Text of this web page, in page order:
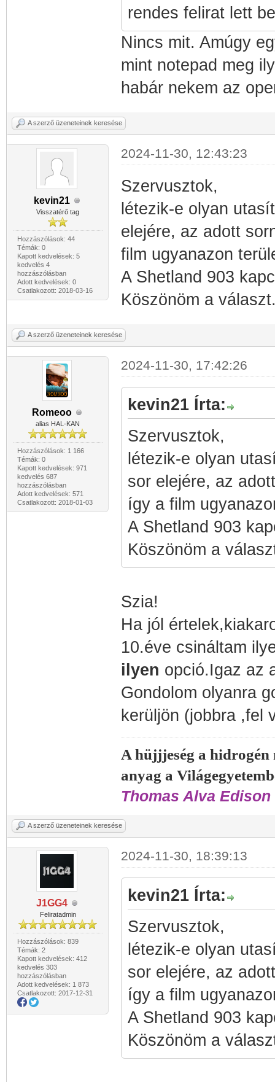
rendes felirat lett
Nincs mit. Amúgy
mint notepad meg
habár nekem az
A szerző üzeneteinek keresése
kevin21
Visszatérő tag
Hozzászólások: 44
Témák: 0
Kapott kedvelések: 5
kedvelés 4
hozzászólásban
Adott kedvelések: 0
Csatlakozott: 2018-03-16
2024-11-30, 12:43:23
Szervusztok,
létezik-e olyan
elejére, az adott
film ugyanazon
A Shetland 903
Köszönöm a
A szerző üzeneteinek keresése
Romeoo
alias HAL-KAN
Hozzászólások: 1 166
Témák: 0
Kapott kedvelések: 971
kedvelés 687
hozzászólásban
Adott kedvelések: 571
Csatlakozott: 2018-01-03
2024-11-30, 17:42:26
kevin21 Írta:
Szervusztok,
létezik-e olyan
sor elejére, az
így a film
A Shetland 903
Köszönöm a
Szia!
Ha jól
10.éve csináltam
ilyen opció.Igaz az
Gondolom olyanra
kerüljön (jobbra ,fel
A hüjjjeség a hidrogén
anyag a
Thomas Alva Edison
A szerző üzeneteinek keresése
J1GG4
Feliratadmin
Hozzászólások: 839
Témák: 2
Kapott kedvelések: 412
kedvelés 303
hozzászólásban
Adott kedvelések: 1 873
Csatlakozott: 2017-12-31
2024-11-30, 18:39:13
kevin21 Írta:
Szervusztok,
létezik-e olyan
sor elejére, az
így a film
A Shetland 903
Köszönöm a